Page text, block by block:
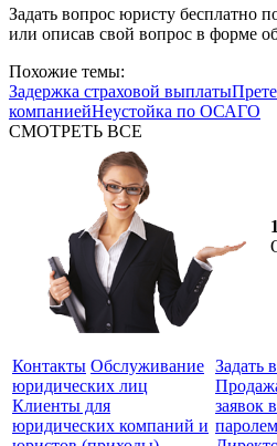
Задать вопрос юристу бесплатно
или описав свой вопрос в форме
Похожие темы:
Задержка страховой выплаты
компаниейНеустойка по ОСАГО
СМОТРЕТЬ ВСЕ
Контакты Обслуживание
юридических лиц
Клиенты для
юридических компаний и
Задать
заявок
паролем